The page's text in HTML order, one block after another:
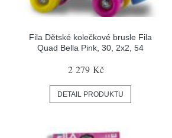
Fila Dětské kolečkové brusle Fila
Quad Bella Pink, 30, 2x2, 54
2 279 Kč
DETAIL PRODUKTU